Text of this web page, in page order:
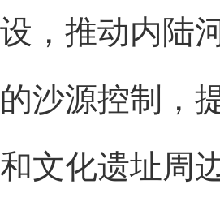
设，推动内陆
的沙源控制，
和文化遗址周